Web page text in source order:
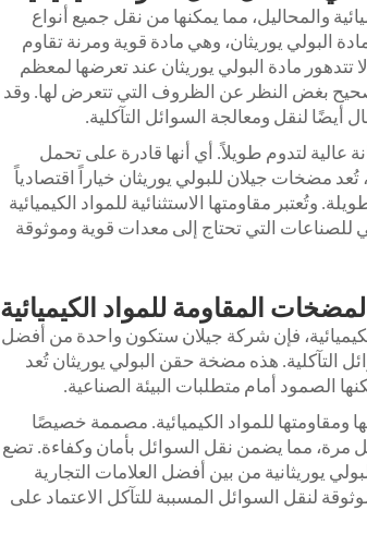
والمحاليل، مما يمكنها من نقل جميع أنواع
البولي يوريثان، وهي مادة قوية ومرنة تقاوم
تتدهور مادة البولي يوريثان عند تعرضها لمعظم
صحيح بغض النظر عن الظروف التي تتعرض لها. وقد
لنقل ومعالجة السوائل التآكلية.
عالية لتدوم طويلاً. أي أنها قادرة على تحمل
مضخات جيلان للبولي يوريثان خياراً اقتصادياً
مقاومتها الاستثنائية للمواد الكيميائية
للصناعات التي تحتاج إلى معدات قوية وموثوقة
المقاومة للمواد الكيميائية
فإن شركة جيلان ستكون واحدة من أفضل
التآكلية. هذه مضخة حقن البولي يوريثانتُعد
الصمود أمام متطلبات البيئة الصناعية.
ومقاومتها للمواد الكيميائية. مصممة خصيصًا
مرة، مما يضمن نقل السوائل بأمان وكفاءة. تضع
يوريثانية من بين أفضل العلامات التجارية
لنقل السوائل المسببة للتآكل الاعتماد على